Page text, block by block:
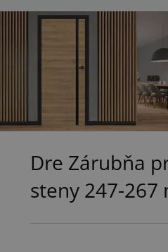
Dre Zárubňa
steny 247-267